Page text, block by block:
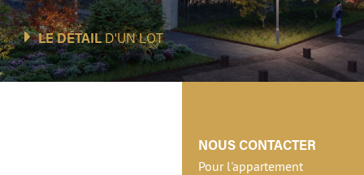
LE DÉTAILD'UN LOT
NOUS CONTACTER
Pour l'appartement